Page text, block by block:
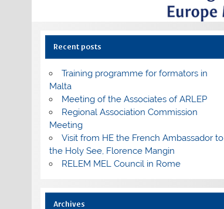
Recent posts
Training programme for formators in
Malta
Meeting of the Associates of ARLEP
Regional Association Commission
Meeting
Visit from HE the French Ambassador to
the Holy See, Florence Mangin
RELEM MEL Council in Rome
Archives